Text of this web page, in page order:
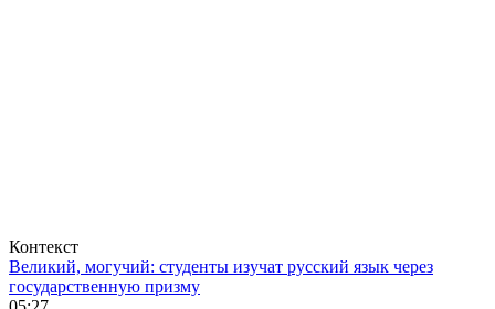
Контекст
Великий, могучий: студенты изучат русский язык через
государственную призму